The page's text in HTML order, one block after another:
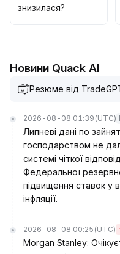
024–$0.
For the medium to
on strong volume
cautious of pullback
знизилася?
Новини Quack AI
Резюме від
2026-08-08 01:39 (UTC)
Липневі дані по
господарством не
системі чіткої
Федеральної
підвищення ставок у
інфляції.
2026-08-08 00:25 (UTC)
Morgan Stanley: